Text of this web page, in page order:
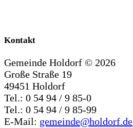
Kontakt
Gemeinde Holdorf © 2026
Große Straße 19
49451 Holdorf
Tel.: 0 54 94 / 9 85-0
Tel.: 0 54 94 / 9 85-99
E-Mail: gemeinde@holdorf.de